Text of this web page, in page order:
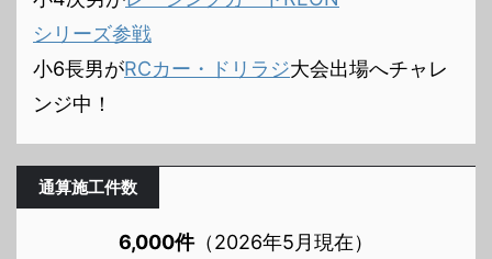
シリーズ参戦
小6長男がRCカー・ドリラジ大会出場へチャレ
ンジ中！
通算施工件数
6,000件（2026年5月現在）